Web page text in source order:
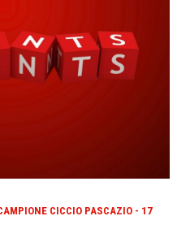
CICCIO PASCAZIO - 17